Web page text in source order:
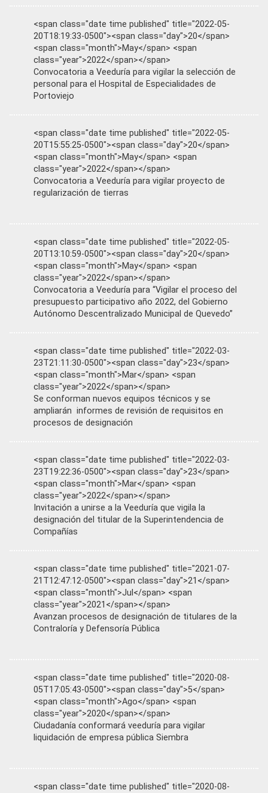
<span class="date time published" title="2022-05-
20T18:19:33-0500"><span class="day">20</span>
<span class="month">May</span> <span
class="year">2022</span></span>
Convocatoria a Veeduría para vigilar la selección de
personal para el Hospital de Especialidades de
Portoviejo
<span class="date time published" title="2022-05-
20T15:55:25-0500"><span class="day">20</span>
<span class="month">May</span> <span
class="year">2022</span></span>
Convocatoria a Veeduría para vigilar proyecto de
regularización de tierras
<span class="date time published" title="2022-05-
20T13:10:59-0500"><span class="day">20</span>
<span class="month">May</span> <span
class="year">2022</span></span>
Convocatoria a Veeduría para “Vigilar el proceso del
presupuesto participativo año 2022, del Gobierno
Autónomo Descentralizado Municipal de Quevedo”
<span class="date time published" title="2022-03-
23T21:11:30-0500"><span class="day">23</span>
<span class="month">Mar</span> <span
class="year">2022</span></span>
Se conforman nuevos equipos técnicos y se
ampliarán informes de revisión de requisitos en
procesos de designación
<span class="date time published" title="2022-03-
23T19:22:36-0500"><span class="day">23</span>
<span class="month">Mar</span> <span
class="year">2022</span></span>
Invitación a unirse a la Veeduría que vigila la
designación del titular de la Superintendencia de
Compañías
<span class="date time published" title="2021-07-
21T12:47:12-0500"><span class="day">21</span>
<span class="month">Jul</span> <span
class="year">2021</span></span>
Avanzan procesos de designación de titulares de la
Contraloría y Defensoría Pública
<span class="date time published" title="2020-08-
05T17:05:43-0500"><span class="day">5</span>
<span class="month">Ago</span> <span
class="year">2020</span></span>
Ciudadanía conformará veeduría para vigilar
liquidación de empresa pública Siembra
<span class="date time published" title="2020-08-